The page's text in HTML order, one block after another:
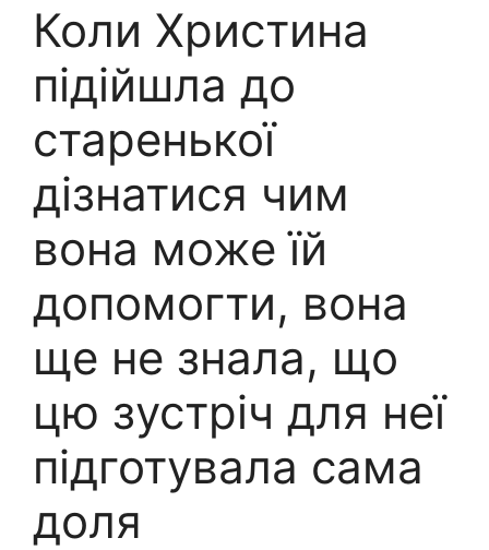
Коли Христина
підійшла до
старенької
дізнатися чим
вона може їй
допомогти, вона
ще не знала, що
цю зустріч для неї
підготувала сама
доля